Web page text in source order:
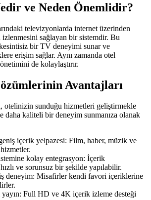
ve Neden Önemlidir?
televizyonlarda internet üzerinden
sağlayan bir sistemdir. Bu
bir TV deneyimi sunar ve
erişim sağlar. Aynı zamanda otel
de kolaylaştırır.
Avantajları
otelinizin sunduğu hizmetleri geliştirmekle
daha kaliteli bir deneyim sunmanıza olanak
içerik yelpazesi: Film, haber, müzik ve
kolay entegrasyon: İçerik
ve sorunsuz bir şekilde yapılabilir.
deneyim: Misafirler kendi favori içeriklerine
Full HD ve 4K içerik izleme desteği